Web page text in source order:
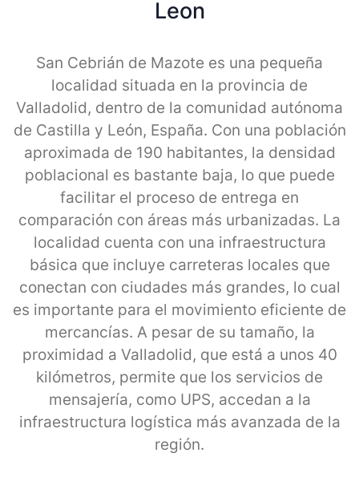
Leon
San Cebrián de Mazote es una pequeña
localidad situada en la provincia de
Valladolid, dentro de la comunidad autónoma
de Castilla y León, España. Con una población
aproximada de 190 habitantes, la densidad
poblacional es bastante baja, lo que puede
facilitar el proceso de entrega en
comparación con áreas más urbanizadas. La
localidad cuenta con una infraestructura
básica que incluye carreteras locales que
conectan con ciudades más grandes, lo cual
es importante para el movimiento eficiente de
mercancías. A pesar de su tamaño, la
proximidad a Valladolid, que está a unos 40
kilómetros, permite que los servicios de
mensajería, como UPS, accedan a la
infraestructura logística más avanzada de la
región.